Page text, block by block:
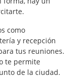
como
y recepción
tus reuniones.
te permite
de la ciudad.